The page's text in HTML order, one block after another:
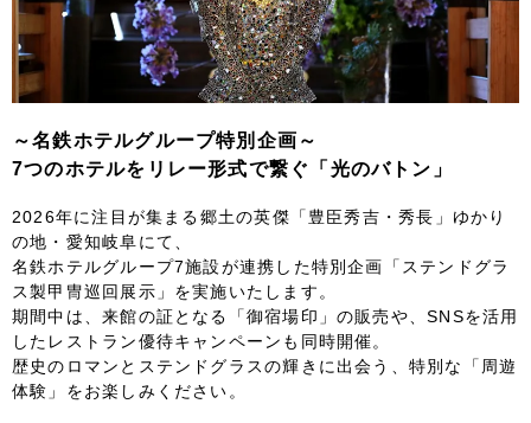
FOLLOW US
宿泊プラン一覧
レストラン予約
～名鉄ホテルグループ特別企画～
7つのホテルをリレー形式で繋ぐ「光のバトン」
2026年に注目が集まる郷土の英傑「豊臣秀吉・秀長」ゆかり
の地・愛知岐阜にて、
名鉄ホテルグループ7施設が連携した特別企画「ステンドグラ
ス製甲冑巡回展示」を実施いたします。
期間中は、来館の証となる「御宿場印」の販売や、SNSを活用
したレストラン優待キャンペーンも同時開催。
歴史のロマンとステンドグラスの輝きに出会う、特別な「周遊
体験」をお楽しみください。